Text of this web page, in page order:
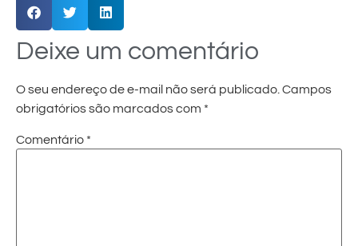
Deixe um comentário
O seu endereço de e-mail não será publicado. Campos
obrigatórios são marcados com *
Comentário *